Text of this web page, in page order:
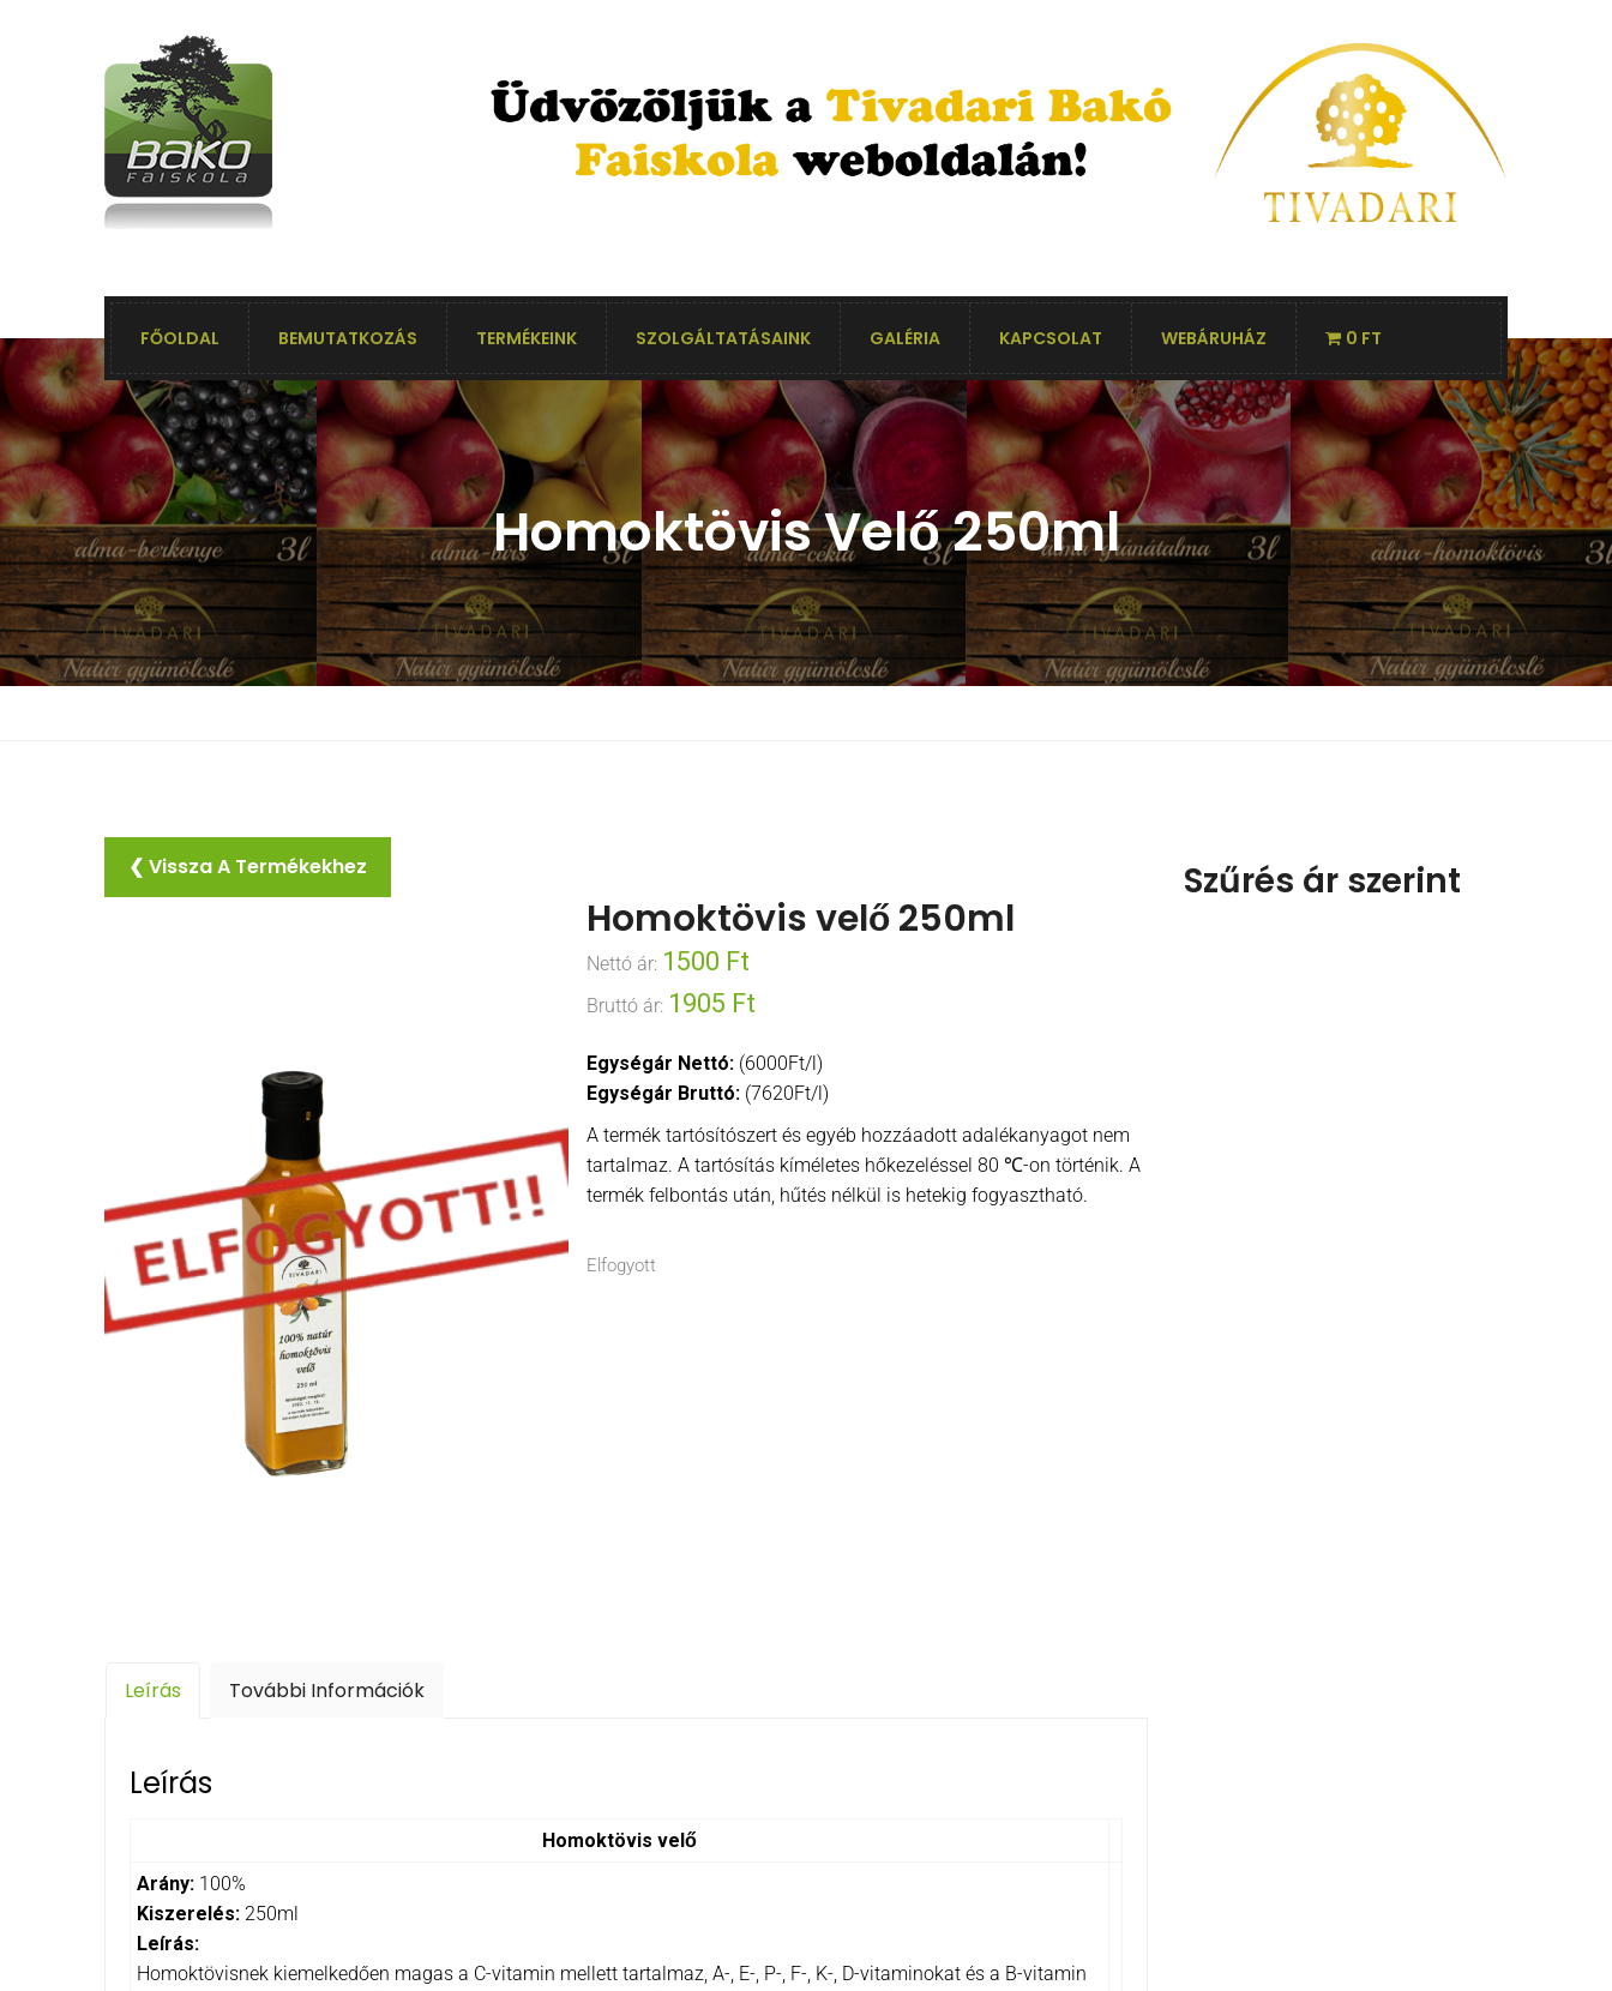
FŐOLDAL BEMUTATKOZÁS TERMÉKEINK SZOLGÁLTATÁSAINK GALÉRIA KAPCSOLAT WEBÁRUHÁZ 0 FT
Homoktövis Velő 250ml
❮ Vissza A Termékekhez
Homoktövis velő 250ml
Nettó ár: 1500 Ft
Bruttó ár: 1905 Ft
Egységár Nettó: (6000Ft/l)
Egységár Bruttó: (7620Ft/l)
A termék tartósítószert és egyéb hozzáadott adalékanyagot nem
tartalmaz. A tartósítás kíméletes hőkezeléssel 80 ℃-on történik. A
termék felbontás után, hűtés nélkül is hetekig fogyasztható.
Elfogyott
Leírás További Információk
Leírás
Homoktövis velő
Arány: 100%
Kiszerelés: 250ml
Leírás:
Homoktövisnek kiemelkedően magas a C-vitamin mellett tartalmaz, A-, E-, P-, F-, K-, D-vitaminokat és a B-vitamin
Szűrés ár szerint